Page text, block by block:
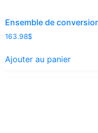
Ensemble de
163.98$
Ajouter au panier